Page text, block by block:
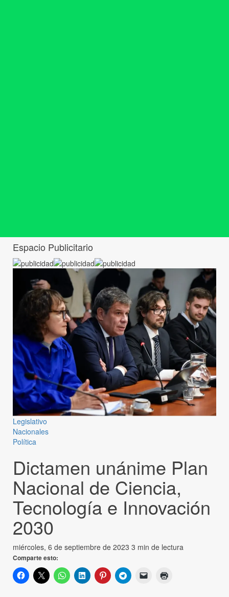
Espacio Publicitario
Legislativo
Nacionales
Política
Dictamen unánime Plan
Nacional de Ciencia,
Tecnología e Innovación
2030
miércoles, 6 de septiembre de 2023 3 min de lectura
Comparte esto: